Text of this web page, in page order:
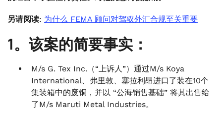
另请阅读: 为什么 FEMA 顾问对驾驭外汇合规至关重要
1。该案的简要事实：
M/s G. Tex Inc.（“上诉人”）通过M/s Koya
International、弗里敦、塞拉利昂进口了装在10个
集装箱中的废铜，并以 “公海销售基础” 将其出售给
了M/s Maruti Metal Industries。